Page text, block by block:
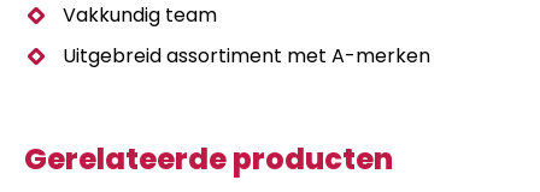
Vakkundig team
Uitgebreid assortiment met A-merken
Gerelateerde producten